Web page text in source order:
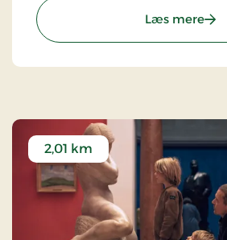
maling i det farver rød/gul, som
oldenburgske kongehus. Faaborg
medlemmer er iklædt
Læs mere:
2,01 km